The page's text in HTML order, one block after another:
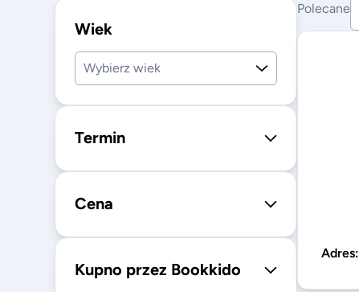
Wiek
Wybierz wiek
Termin
Cena
Kupno przez Bookkido
Polecane
Adres: